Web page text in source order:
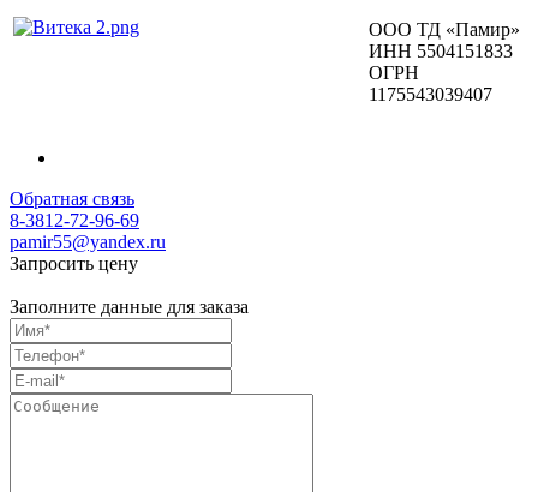
ООО ТД «Памир»
ИНН 5504151833
ОГРН
1175543039407
Обратная связь
8-3812-72-96-69
pamir55@yandex.ru
Запросить цену
Заполните данные для заказа